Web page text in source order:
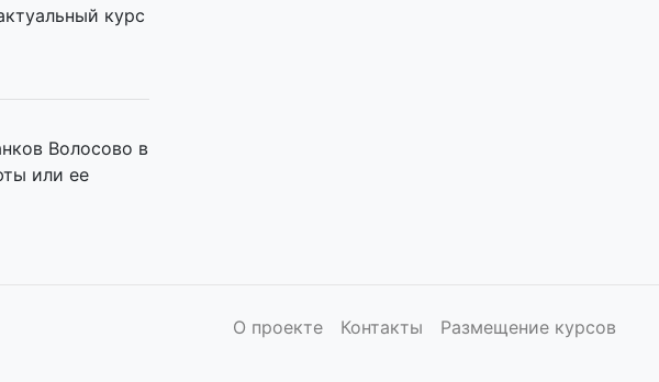
курс
Волосово в
или ее
О проекте Контакты Размещение курсов